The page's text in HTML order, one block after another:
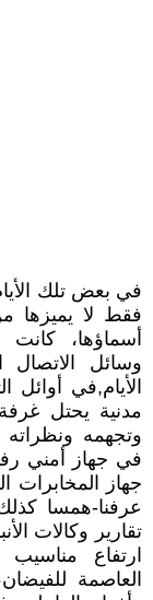
في بعض تلك
فقط لا يميزها
أسماؤها،
وسائل الاتصال
الأيام,في أوائل
مدنية يحتل
وتجهمه
في جهاز أمني
جهاز المخابرات
عرفنا-همسا
تقارير وكالات
ارتفاع
العاصمة